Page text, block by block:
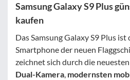
Samsung Galaxy S9 Plus
kaufen
Das Samsung Galaxy S9 Plus ist
Smartphone der neuen
zeichnet sich durch die
Dual-Kamera, modernsten